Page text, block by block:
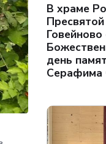
В храме
день
Серафима